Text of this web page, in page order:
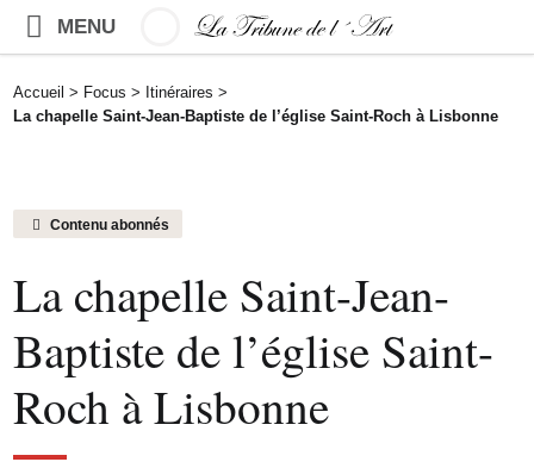
MENU
Accueil > Focus > Itinéraires >
La chapelle Saint-Jean-Baptiste de l’église Saint-Roch à Lisbonne
Contenu abonnés
La chapelle Saint-Jean-
Baptiste de l’église Saint-
Roch à Lisbonne